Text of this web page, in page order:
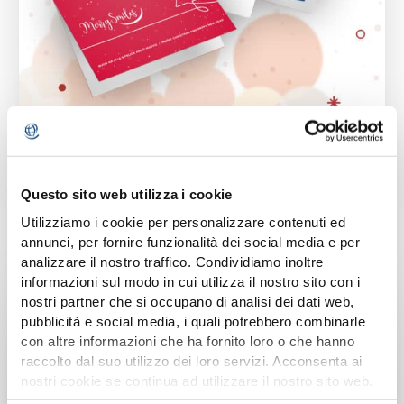
Questo sito web utilizza i cookie
Utilizziamo i cookie per personalizzare contenuti ed
annunci, per fornire funzionalità dei social media e per
analizzare il nostro traffico. Condividiamo inoltre
informazioni sul modo in cui utilizza il nostro sito con i
nostri partner che si occupano di analisi dei dati web,
pubblicità e social media, i quali potrebbero combinarle
con altre informazioni che ha fornito loro o che hanno
raccolto dal suo utilizzo dei loro servizi. Acconsenta ai
nostri cookie se continua ad utilizzare il nostro sito web.
Per saperne di più consulta la nostracookie policy